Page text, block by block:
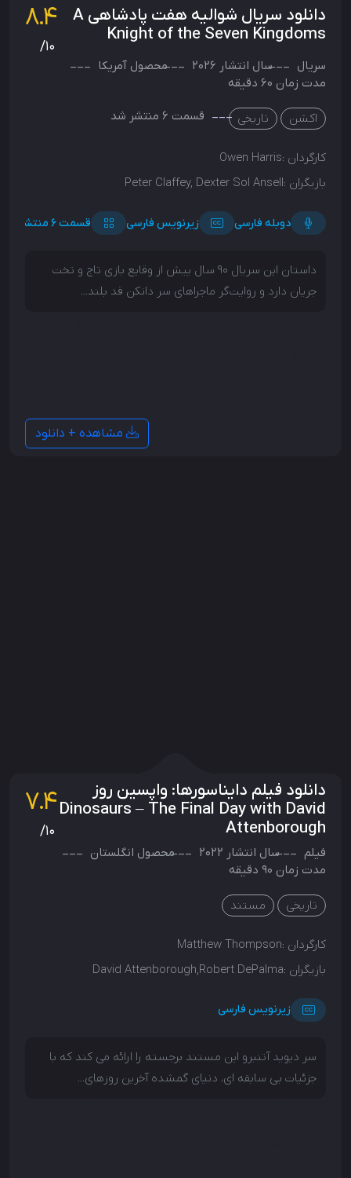
دانلود سریال شوالیه هفت پادشاهی A
Knight of the Seven Kingdoms
8.4
/10
سریال سال انتشار 2026 محصول آمریکا
مدت زمان 60 دقیقه
اکشن تاریخی قسمت 6 منتشر شد
کارگردان :Owen Harris
بازیگران :Peter Claffey, Dexter Sol Ansell
دوبله فارسی زیرنویس فارسی قسمت 6 منتشر شد
داستان این سریال ۹۰ سال پیش از وقایع بازی تاج و تخت
جریان دارد و روایت‌گر ماجراهای سر دانکن قد بلند...
مشاهده + دانلود
دانلود فیلم دایناسورها: واپسین روز
Dinosaurs – The Final Day with David
Attenborough
7.4
/10
فیلم سال انتشار 2022 محصول انگلستان
مدت زمان 90 دقیقه
تاریخی مستند
کارگردان :Matthew Thompson
بازیگران :David Attenborough,Robert DePalma
زیرنویس فارسی
سر دیوید آتنبرو این مستند برجسته را ارائه می کند که با
جزئیات بی سابقه ای، دنیای گمشده آخرین روزهای...